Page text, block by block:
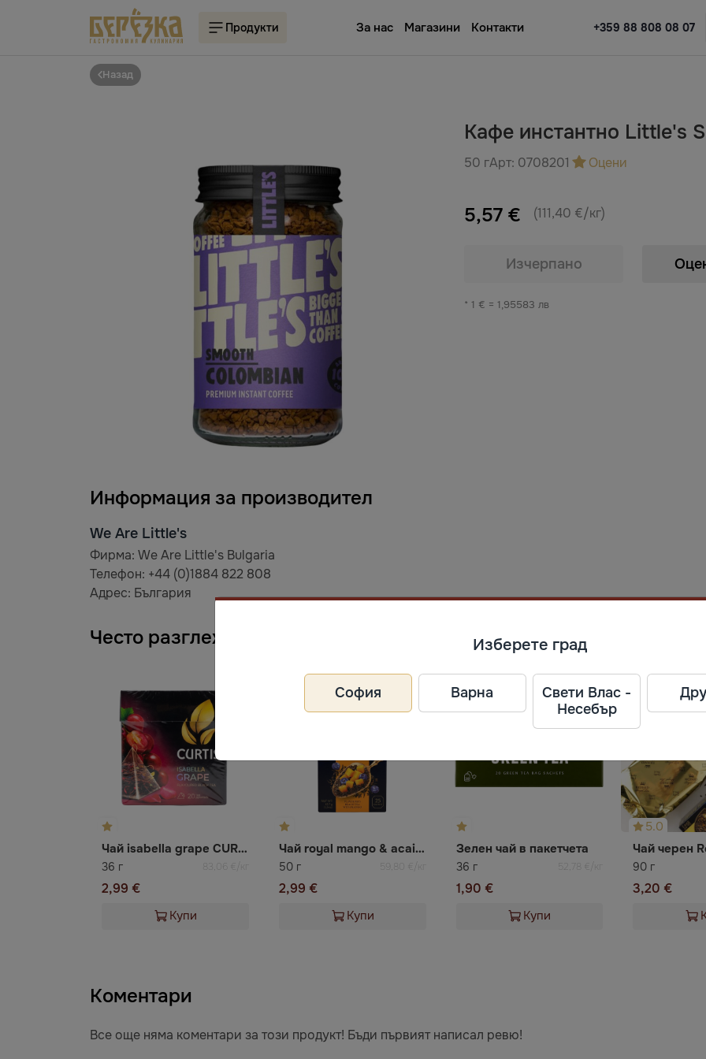
Продукти За нас Магазини Контакти +359 88 808 08 07
Назад
Кафе инстантно Little's
50 гАрт: 0708201 Оцени
5,57 € (111,40 €/кг)
Изчерпано
* 1 € = 1,95583 лв
Информация за производител
We Are Little's
Фирма: We Are Little's Bulgaria
Телефон: +44 (0)1884 822 808
Адрес: България
Често разглеждани
Чай isabella grape CURTIS
36 г 83,06 €/кг
2,99 €
Купи
Чай royal mango & acai berry RICHARD
50 г 59,80 €/кг
2,99 €
Купи
Зелен чай в пакетчета
36 г 52,78 €/кг
1,90 €
Купи
5.0
90 г
3,20 €
Коментари
Все още няма коментари за този продукт! Бъди първият написал ревю!
Изберете град
София Варна
Свети Влас -
Несебър